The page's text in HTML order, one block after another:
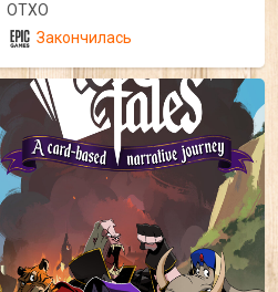
OTXO
Закончилась